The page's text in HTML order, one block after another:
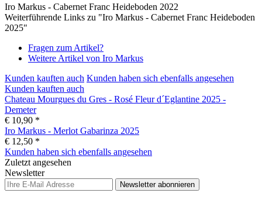
Iro Markus - Cabernet Franc Heideboden 2022
Weiterführende Links zu "Iro Markus - Cabernet Franc Heideboden
2025"
Fragen zum Artikel?
Weitere Artikel von Iro Markus
Kunden kauften auch Kunden haben sich ebenfalls angesehen
Kunden kauften auch
Chateau Mourgues du Gres - Rosé Fleur d´Eglantine 2025 -
Demeter
€ 10,90 *
Iro Markus - Merlot Gabarinza 2025
€ 12,50 *
Kunden haben sich ebenfalls angesehen
Zuletzt angesehen
Newsletter
Newsletter abonnieren